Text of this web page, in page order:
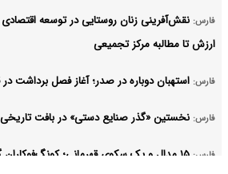
فارس: نقش‌آفرینی زنان روستایی در توسعه
ارزش تا مطالبه مرکز تجمیعی
فارس: استهبان دوباره در صدر؛ آغاز فصل برداشت
فارس: نخستین «گذر صنایع دستی» در بافت تاریخی
فارس: ۱۵ مدال و یک سکوی قهرمانی؛ کونگ‌فوکاران گراش در استان درخشیدند